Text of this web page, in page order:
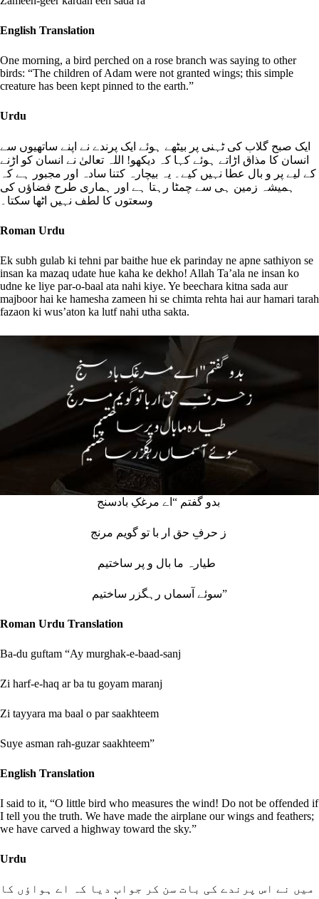
English Translation
One morning, a bird perched on a rose branch was saying to other
birds: “The children of Adam were not granted wings; this simple
creature has been kept pinned to the earth.”
Urdu
ایک صبح گلاب کی ٹہنی پر بیٹھے ہوئے ایک پرندے نے اپنے ساتھیوں سے
انسان کا مذاق اڑاتے ہوئے کہا کہ دیکھو! اللہ تعالیٰ نے انسان کو اڑنے
کے لیے پر و بال عطا نہیں کیے۔ یہ بیچارہ کتنا سادہ اور مجبور ہے کہ
ہمیشہ زمین ہی سے چمٹا رہتا ہے اور ہماری طرح فضاؤں کی
وسعتوں کا لطف نہیں اٹھا سکتا۔
Roman Urdu
Ek subh gulab ki tehni par baithe hue ek parinday ne apne sathiyon se
insan ka mazaq udate hue kaha ke dekho! Allah Ta’ala ne insan ko
udne ke liye par-o-baal ata nahi kiye. Ye beechara kitna sada aur
majboor hai ke hamesha zameen hi se chimta rehta hai aur hamari tarah
fazaon ki wus’aton ka lutf nahi utha sakta.
سوئے آسماں رہگزر ساختیم”
Roman Urdu Translation
Ba-du guftam “Ay murghak-e-baad-sanj
Zi harf-e-haq ar ba tu goyam maranj
Zi tayyara ma baal o par saakhteem
Suye asman rah-guzar saakhteem”
English Translation
I said to it, “O little bird who measures the wind! Do not be offended if
I tell you the truth. We have made the airplane our wings and feathers;
we have carved a highway toward the sky.”
Urdu
میں نے اس پرندے کی بات سن کر جواب دیا کہ اے ہواؤں کا